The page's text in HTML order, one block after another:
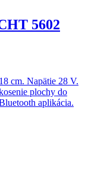
5602
cm. Napätie 28 V.
plochy do
aplikácia.